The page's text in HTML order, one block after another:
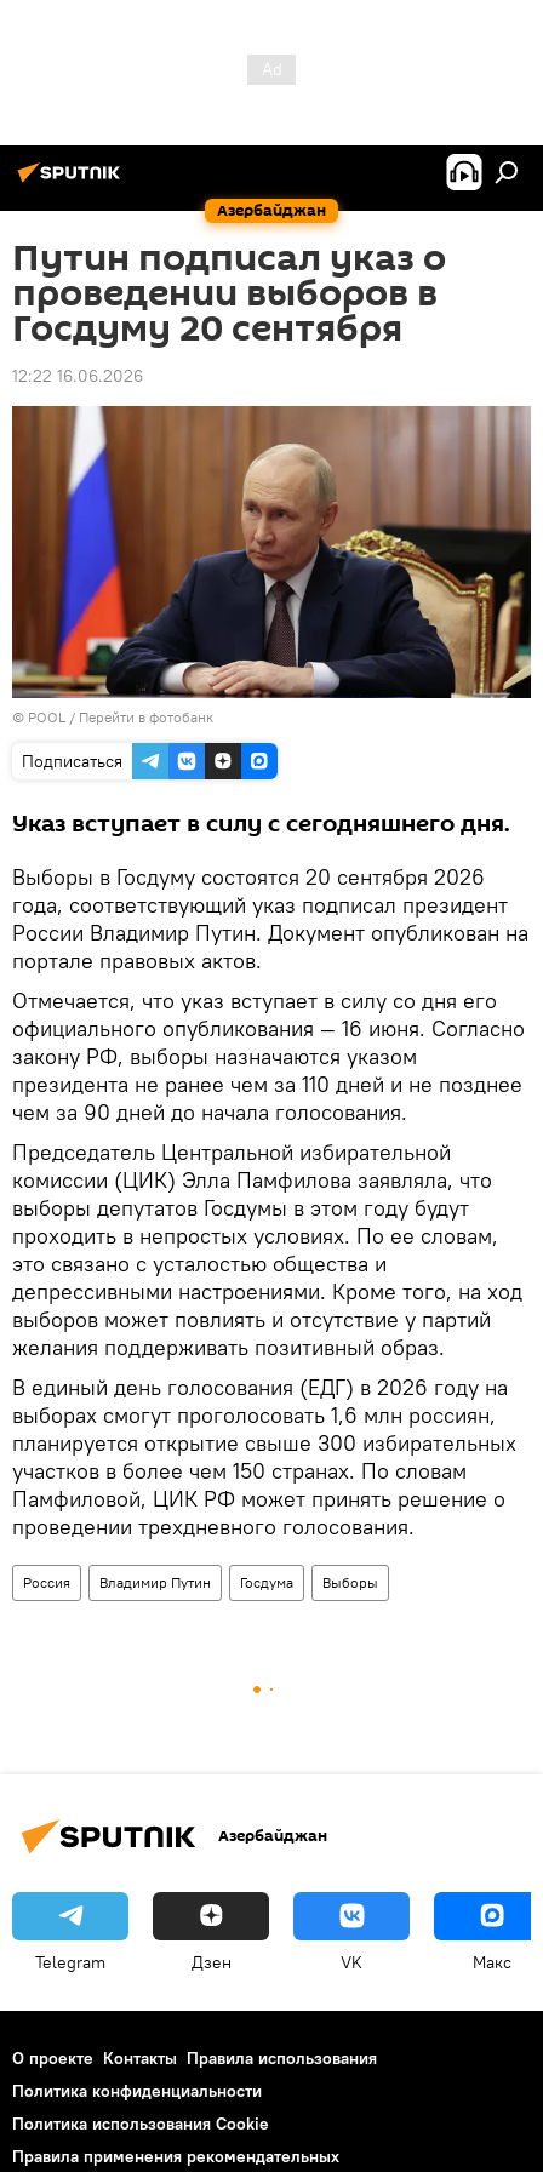
Азербайджан
Путин подписал указ о
проведении выборов в
Госдуму 20 сентября
12:22 16.06.2026
© POOL / Перейти в фотобанк
Подписаться
Указ вступает в силу с сегодняшнего дня.
Выборы в Госдуму состоятся 20 сентября 2026
года, соответствующий указ подписал президент
России Владимир Путин. Документ опубликован на
портале правовых актов.
Отмечается, что указ вступает в силу со дня его
официального опубликования — 16 июня. Согласно
закону РФ, выборы назначаются указом
президента не ранее чем за 110 дней и не позднее
чем за 90 дней до начала голосования.
Председатель Центральной избирательной
комиссии (ЦИК) Элла Памфилова заявляла, что
выборы депутатов Госдумы в этом году будут
проходить в непростых условиях. По ее словам,
это связано с усталостью общества и
депрессивными настроениями. Кроме того, на ход
выборов может повлиять и отсутствие у партий
желания поддерживать позитивный образ.
В единый день голосования (ЕДГ) в 2026 году на
выборах смогут проголосовать 1,6 млн россиян,
планируется открытие свыше 300 избирательных
участков в более чем 150 странах. По словам
Памфиловой, ЦИК РФ может принять решение о
проведении трехдневного голосования.
Россия Владимир Путин Госдума Выборы
Азербайджан
Telegram Дзен VK Макс
О проекте Контакты Правила использования
Политика конфиденциальности
Политика использования Cookie
Правила применения рекомендательных